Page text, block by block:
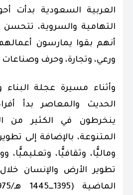
العربية السعودية بدأت
التهامية والسروية، تتحسن
أنهم بقوا يمارسون أعمالهم
ورعي، وتجارة، وحرف وصناعات
وأثناء مسيرة عجلة البناء
الحديث والمعاصر بدأ
ينخرطون في الكثير من
المتنوعة، بالإضافة إلى
وماليًّا، وثقافيًّا، وتعليميًّا،
تطوير الأرض والإنسان